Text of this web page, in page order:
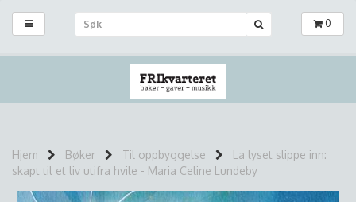
0
Hjem Bøker Til oppbyggelse
La lyset slippe inn:
skapt til et liv utifra hvile - Maria Celine Lundeby